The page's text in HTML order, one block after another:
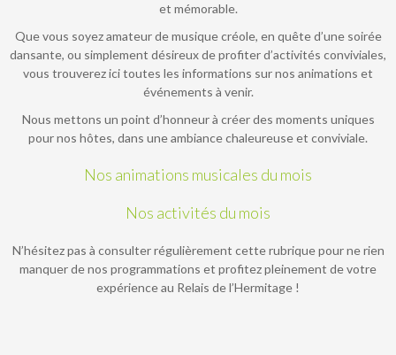
et mémorable.
Que vous soyez amateur de musique créole, en quête d’une soirée
dansante, ou simplement désireux de profiter d’activités conviviales,
vous trouverez ici toutes les informations sur nos animations et
événements à venir.
Nous mettons un point d’honneur à créer des moments uniques
pour nos hôtes, dans une ambiance chaleureuse et conviviale.
Nos animations musicales du mois
Nos activités du mois
N’hésitez pas à consulter régulièrement cette rubrique pour ne rien
manquer de nos programmations et profitez pleinement de votre
expérience au Relais de l’Hermitage !